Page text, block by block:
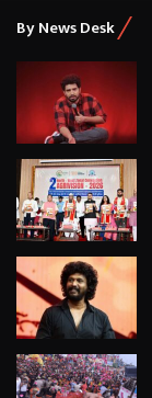
By News Desk